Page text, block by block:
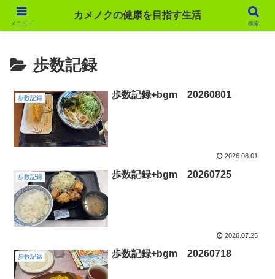
カメノクの健康を目指す生活
歩数記録
歩数記録 歩数記録+bgm 20260801
2026.08.01
歩数記録 歩数記録+bgm 20260725
2026.07.25
歩数記録 歩数記録+bgm 20260718
メニュー
カメノクの健康を目指す生活
検索